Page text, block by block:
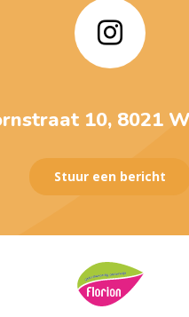
10, 8021
Stuur een bericht